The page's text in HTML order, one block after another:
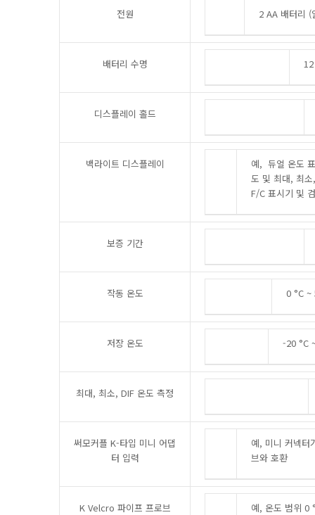
전원 2 AA 배터리 (
배터리 수명
디스플레이 홀드
백라이트 디스플레이
예, 듀얼 온도
도 및 최대, 최
F/C 표시기 및
보증 기간
작동 온도 0 °C ~
저장 온도 -20 °C
최대, 최소, DIF 온도 측정
써모커플 K-타입 미니 어댑
터 입력
예, 미니 커넥터
브와 호환
K Velcro 파이프 프로브
예, 온도 범위 0